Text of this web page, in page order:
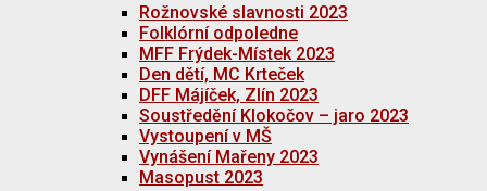
Rožnovské slavnosti 2023
Folklórní odpoledne
MFF Frýdek-Místek 2023
Den dětí, MC Krteček
DFF Májíček, Zlín 2023
Soustředění Klokočov – jaro 2023
Vystoupení v MŠ
Vynášení Mařeny 2023
Masopust 2023